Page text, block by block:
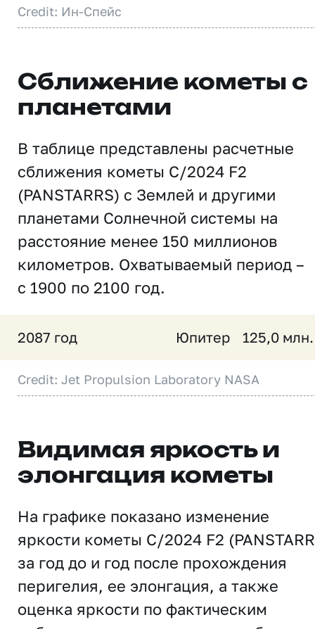
Credit: Ин-Спейс
Сближение кометы с
планетами
В таблице представлены расчетные
сближения кометы C/2024 F2
(PANSTARRS) с Землей и другими
планетами Солнечной системы на
расстояние менее 150 миллионов
километров. Охватываемый период –
с 1900 по 2100 год.
2087 год Юпитер 125,0
Credit: Jet Propulsion Laboratory NASA
Видимая яркость и
элонгация кометы
На графике показано изменение
яркости кометы C/2024 F2
за год до и год после прохождения
перигелия, ее элонгация, а также
оценка яркости по фактическим